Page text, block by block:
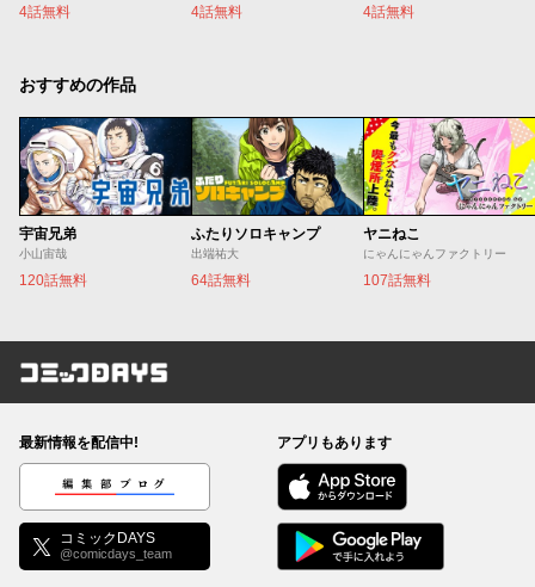
4話無料 4話無料 4話無料
おすすめの作品
宇宙兄弟
小山宙哉
120話無料
ふたりソロキャンプ
出端祐大
64話無料
ヤニねこ
にゃんにゃんファクトリー
107話無料
コミックDAYS
最新情報を配信中!
編集部ブログ
コミックDAYS
@comicdays_team
アプリもあります